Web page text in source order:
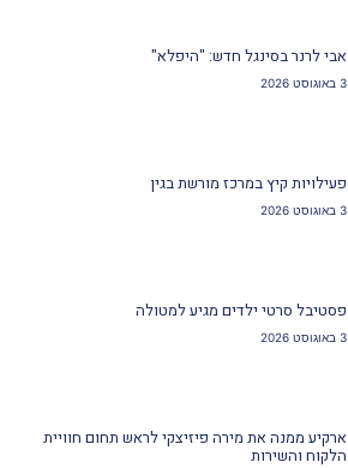
אבי לרנר בסינגל חדש: "היפלא"
3 באוגוסט 2026
פעילויות קיץ במרכז מורשת בגין
3 באוגוסט 2026
פסטיבל סרטי ילדים מגיע למטולה
3 באוגוסט 2026
ארקיע ממנה את מירה פיזיצקי לראש תחום חוויית
הלקוח והשירות